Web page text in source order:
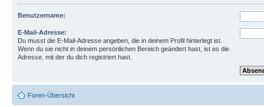
Benutzername:
E-Mail-Adresse:
Du musst die E-Mail-Adresse angeben, die in deinem Profil hinterlegt ist.
Wenn du sie nicht in deinem persönlichen Bereich geändert hast, ist es die
Adresse, mit der du dich registriert hast.
Foren-Übersicht